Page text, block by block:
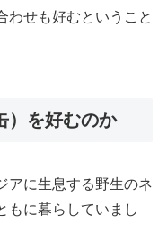
わせも好むということ
）を好むのか
アに生息する野生のネ
もに暮らしていまし